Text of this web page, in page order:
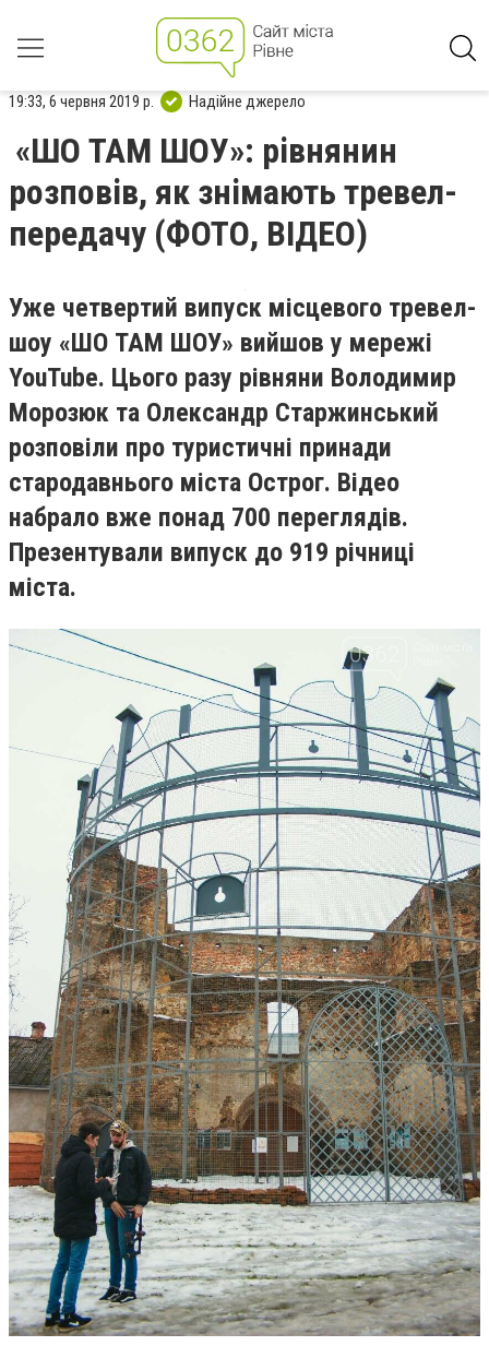
19:33, 6 червня 2019 р. Надійне джерело
«ШО ТАМ ШОУ»: рівнянин
розповів, як знімають тревел-
передачу (ФОТО, ВІДЕО)
Уже четвертий випуск місцевого тревел-
шоу «ШО ТАМ ШОУ» вийшов у мережі
YouTube. Цього разу рівняни Володимир
Морозюк та Олександр Старжинський
розповіли про туристичні принади
стародавнього міста Острог. Відео
набрало вже понад 700 переглядів.
Презентували випуск до 919 річниці
міста.